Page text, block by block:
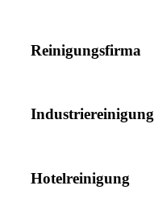
Reinigungsfirma
Industriereinigung
Hotelreinigung